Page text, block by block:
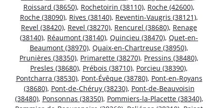
Roissard (38650), Rochetoirin (38110), Roche (42600),
Roche (38090), Rives (38140), Reventin-Vaugris (38121),
Revel (38420), Revel (38270), Rencurel (38680), Renage
(38140), Réaumont (38140), Quincieu (38470), Quet-en-
Beaumont (38970), Quaix-en-Chartreuse (38950),
Prunières (38350), Primarette (38270), Pressins (38480),
Presles (38680), Prébois (38710), Porcieu (38390),
Pontcharra (38530), Pont-Évêque (38780), Pont-en-Royans
(38680), Pont-de-Chéruy (38230), Pont-de-Beauvoisin
(38480), Ponsonnas (38350), Pommiers-la-Placette (38340),